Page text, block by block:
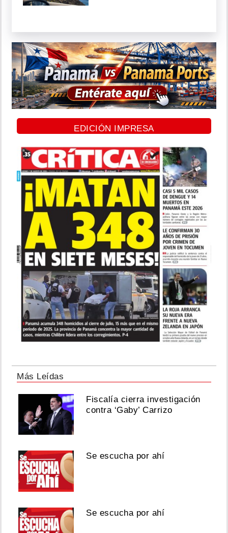
EDICIÓN IMPRESA
Más Leídas
Fiscalía cierra investigación
contra ‘Gaby’ Carrizo
Se escucha por ahí
Se escucha por ahí